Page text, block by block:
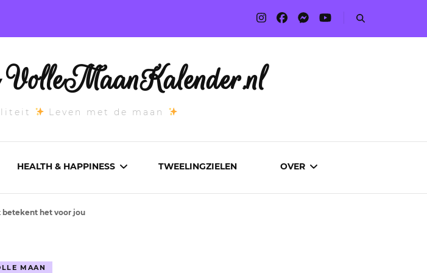
Leven met de maan
HEALTH & HAPPINESS TWEELINGZIELEN OVER
betekent het voor jou
MAAN